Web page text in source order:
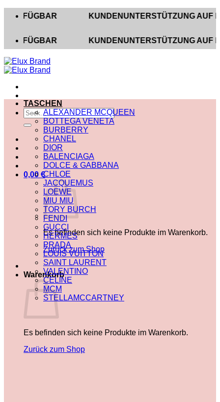
Inhalt
KUNDENUNTERSTÜTZUNG AUF
KUNDENUNTERSTÜTZUNG AUF
Suche
nach:
0,00 €
Es befinden sich keine Produkte im Warenkorb.
Zurück zum Shop
Warenkorb
Es befinden sich keine Produkte im Warenkorb.
Zurück zum Shop
TASCHEN
ALEXANDER MCQUEEN
BOTTEGA VENETA
BURBERRY
CHANEL
DIOR
BALENCIAGA
DOLCE & GABBANA
CHLOE
JACQUEMUS
LOEWE
MIU MIU
TORY BURCH
FENDI
GUCCI
HERMES
PRADA
LOUIS VUITTON
SAINT LAURENT
VALENTINO
CELINE
MCM
STELLAMCCARTNEY